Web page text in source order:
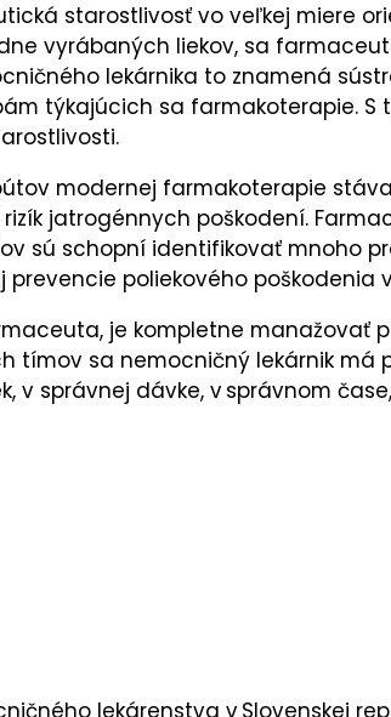
starostlivosť vo veľkej miere
vyrábaných liekov, sa
lekárnika to znamená
týkajúcich sa farmakoterapie.
modernej farmakoterapie
jatrogénnych poškodení.
sú schopní identifikovať mnoho
poliekového poškodenia
je kompletne manažovať
tímov sa nemocničný lekárnik
v správnej dávke, v správnom
lekárenstva v Slovenskej